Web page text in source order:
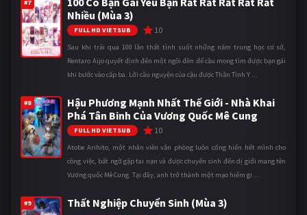
#7
Nhiều (Mùa 3)
FULL HD VIETSUB 10
Sau khi trải qua 100 lần thất tình suốt những năm trung học cơ sở,
Rentaro Aijo quyết định đến một ngôi đền để cầu mong tìm được bạn gái
khi bước vào cấp ba. Lời cầu nguyện của cậu được Thần Tình Y ...
#8
Hậu Phương Mạnh Nhất Thế Giới - Nhà Khai
Phá Tân Binh Của Vương Quốc Mê Cung
FULL HD VIETSUB 10
Atobe Arihito, một nhân viên văn phòng luôn cống hiến hết mình cho
công việc, bất ngờ gặp tai nạn và được chuyển sinh đến dị giới mang tên
Vương quốc Mê Cung. Tại đây, anh trở thành một mạo hiểm gi ...
#9 Thất Nghiệp Chuyển Sinh (Mùa 3)